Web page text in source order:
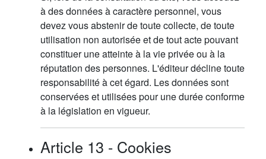
à des données à caractère personnel, vous
devez vous abstenir de toute collecte, de toute
utilisation non autorisée et de tout acte pouvant
constituer une atteinte à la vie privée ou à la
réputation des personnes. L'éditeur décline toute
responsabilité à cet égard. Les données sont
conservées et utilisées pour une durée conforme
à la législation en vigueur.
Article 13 - Cookies